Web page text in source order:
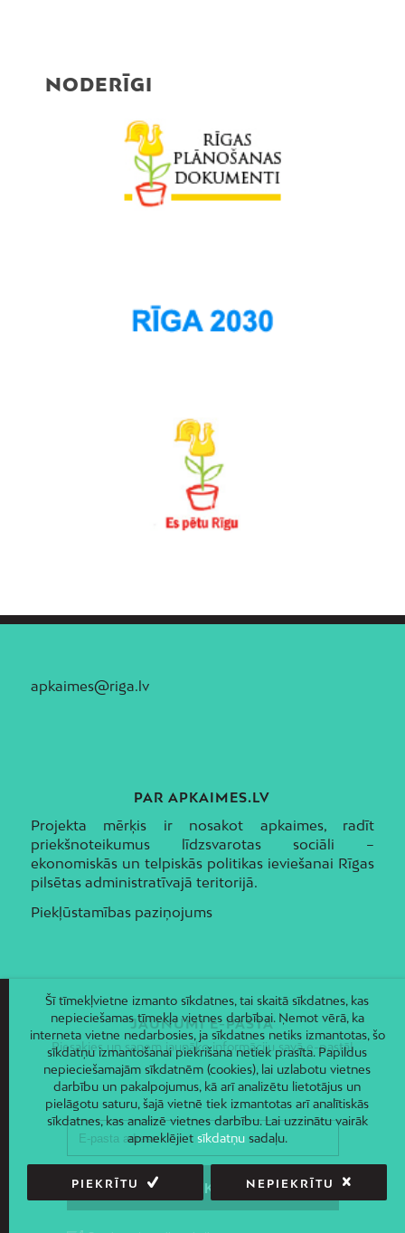
NODERĪGI
apkaimes@riga.lv
PAR APKAIMES.LV
Projekta mērķis ir nosakot apkaimes, radīt
priekšnoteikumus līdzsvarotas sociāli –
ekonomiskās un telpiskās politikas ieviešanai Rīgas
pilsētas administratīvajā teritorijā.
Piekļūstamības paziņojums
JAUNUMI E-PASTĀ
Piesakies un saņem jaunāko informāciju savā e-pastā!
Šī tīmekļvietne izmanto sīkdatnes, tai skaitā sīkdatnes, kas
nepieciešamas tīmekļa vietnes darbībai. Ņemot vērā, ka
interneta vietne nedarbosies, ja sīkdatnes netiks izmantotas, šo
sīkdatņu izmantošanai piekrišana netiek prasīta. Papildus
nepieciešamajām sīkdatnēm (cookies), lai uzlabotu vietnes
darbību un pakalpojumus, kā arī analizētu lietotājus un
pielāgotu saturu, šajā vietnē tiek izmantotas arī analītiskās
sīkdatnes, kas analizē vietnes darbību. Lai uzzinātu vairāk
apmeklējiet sīkdatņusadaļu.
PIEKRĪTU NEPIEKRĪTU